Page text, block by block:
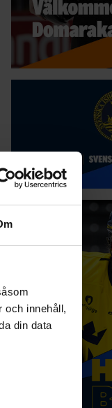
och innehåll,
din data